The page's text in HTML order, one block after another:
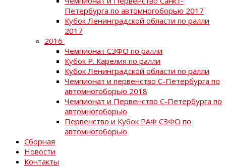
Петербурга по автомногоборью 2017
Кубок Ленинградской области по ралли
2017
2016
Чемпионат СЗФО по ралли
Кубок Р. Карелия по ралли
Кубок Ленинградской области по ралли
Чемпионат и первенство С-Петербурга по
автомногоборью 2018
Чемпионат и Первенство С-Петербурга по
автомногоборью
Первенство и Кубок РАФ СЗФО по
автомногоборью
Сборная
Новости
Контакты